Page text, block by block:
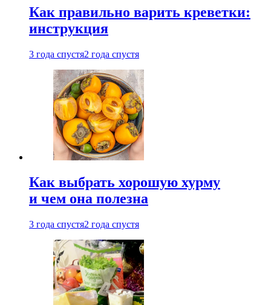
Как правильно варить креветки:
инструкция
3 года спустя2 года спустя
Как выбрать хорошую хурму
и чем она полезна
3 года спустя2 года спустя